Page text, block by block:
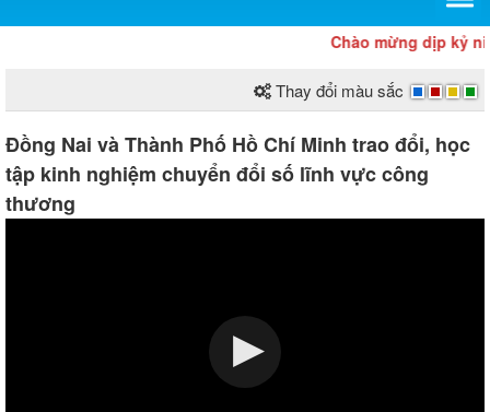
Chào mừng dịp kỷ niệm 80
Thay đổi màu sắc
Đồng Nai và Thành Phố Hồ Chí Minh trao đổi, học
tập kinh nghiệm chuyển đổi số lĩnh vực công
thương